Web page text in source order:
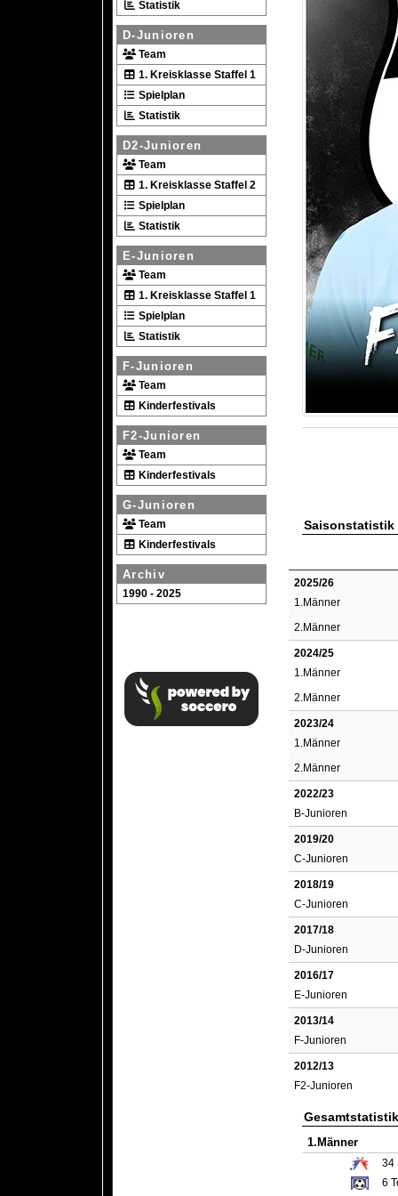
Statistik
D-Junioren
Team
1. Kreisklasse Staffel 1
Spielplan
Statistik
D2-Junioren
Team
1. Kreisklasse Staffel 2
Spielplan
Statistik
E-Junioren
Team
1. Kreisklasse Staffel 1
Spielplan
Statistik
F-Junioren
Team
Kinderfestivals
F2-Junioren
Team
Kinderfestivals
G-Junioren
Team
Kinderfestivals
Archiv
1990 - 2025
Saisonstatistik
2025/26
1.Männer
2.Männer
2024/25
1.Männer
2.Männer
2023/24
1.Männer
2.Männer
2022/23
B-Junioren
2019/20
C-Junioren
2018/19
C-Junioren
2017/18
D-Junioren
2016/17
E-Junioren
2013/14
F-Junioren
2012/13
F2-Junioren
Gesamtstatistik
1.Männer
34
6